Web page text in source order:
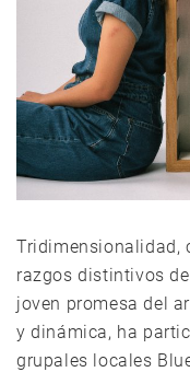
Tridimensionalidad,
razgos distintivos
joven promesa del
y dinámica, ha
grupales locales